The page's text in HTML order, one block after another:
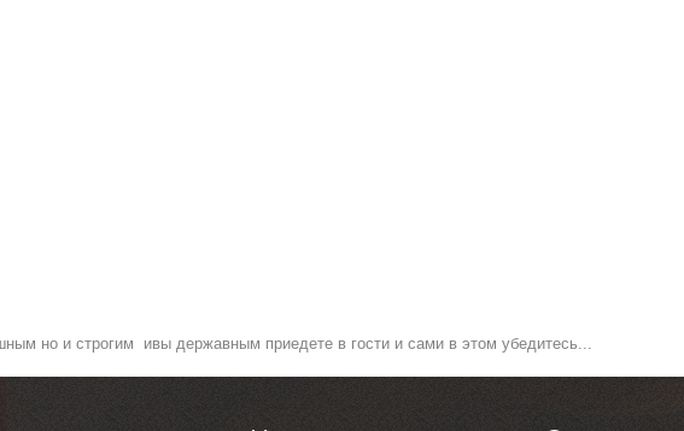
но и строгим ивы державным приедете в гости и сами в этом убедитесь...